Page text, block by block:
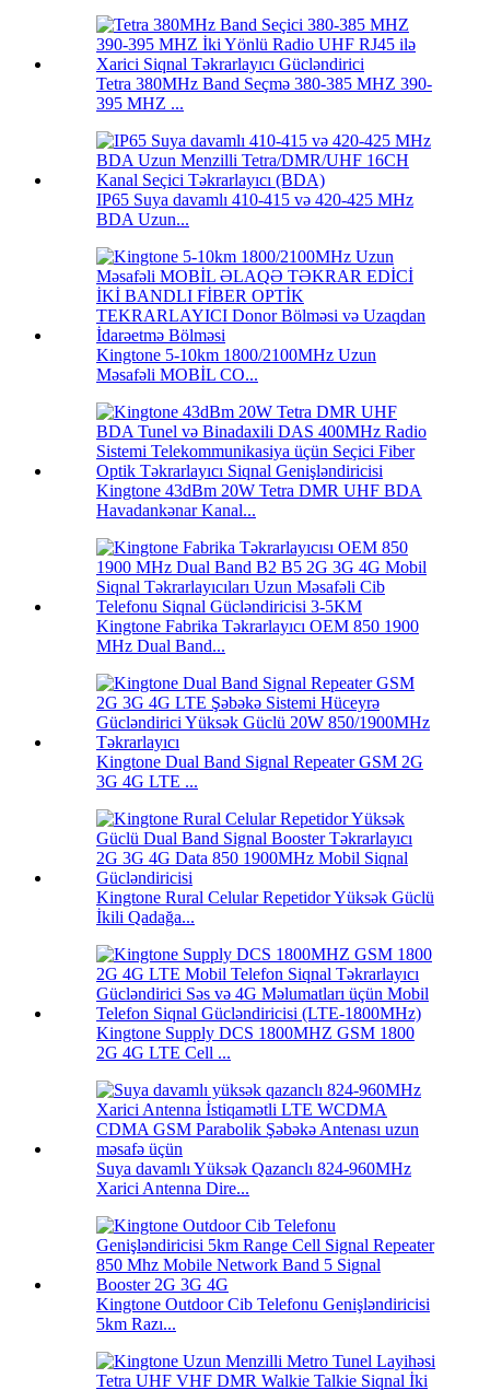
Tetra 380MHz Band Seçmə 380-385 MHZ 390-
395 MHZ ...
IP65 Suya davamlı 410-415 və 420-425 MHz
BDA Uzun...
Kingtone 5-10km 1800/2100MHz Uzun
Məsafəli MOBİL CO...
Kingtone 43dBm 20W Tetra DMR UHF BDA
Havadankənar Kanal...
Kingtone Fabrika Təkrarlayıcı OEM 850 1900
MHz Dual Band...
Kingtone Dual Band Signal Repeater GSM 2G
3G 4G LTE ...
Kingtone Rural Celular Repetidor Yüksək Güclü
İkili Qadağa...
Kingtone Supply DCS 1800MHZ GSM 1800
2G 4G LTE Cell ...
Suya davamlı Yüksək Qazanclı 824-960MHz
Xarici Antenna Dire...
Kingtone Outdoor Cib Telefonu Genişləndiricisi
5km Razı...